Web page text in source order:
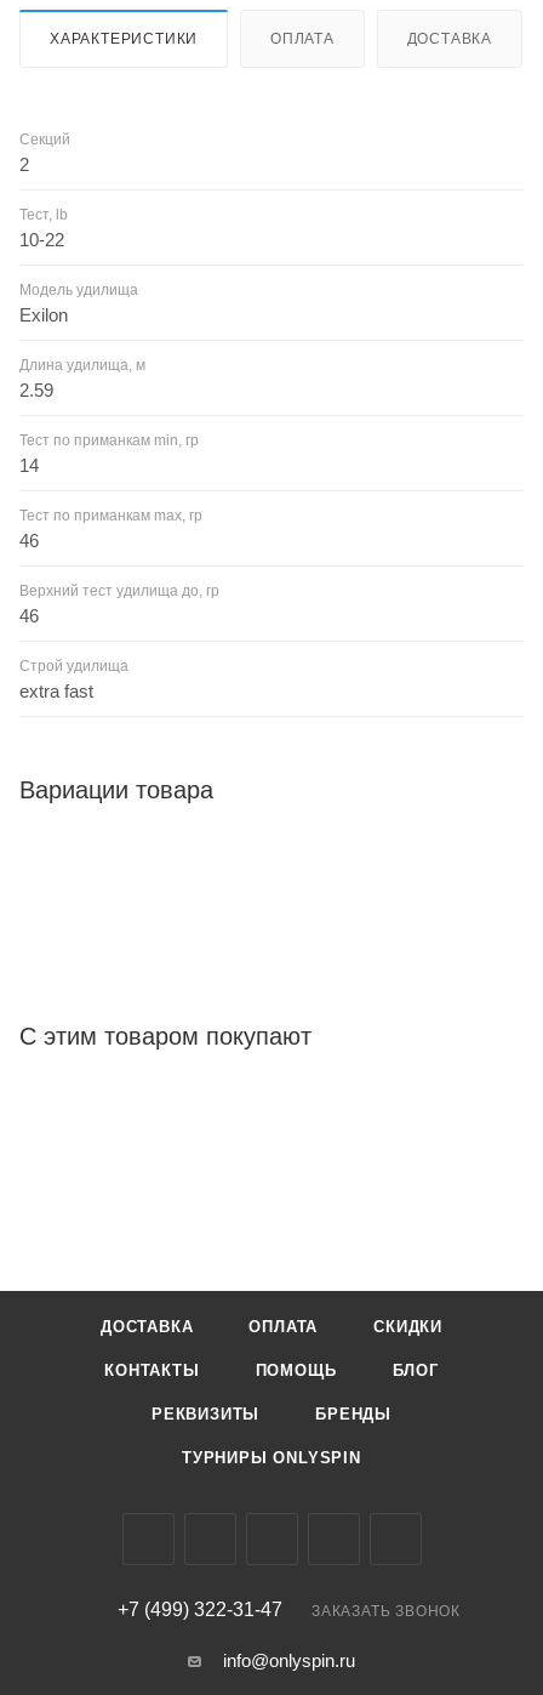
ХАРАКТЕРИСТИКИ ОПЛАТА ДОСТАВКА
Секций
2
Тест, lb
10-22
Модель удилища
Exilon
Длина удилища, м
2.59
Тест по приманкам min, гр
14
Тест по приманкам max, гр
46
Верхний тест удилища до, гр
46
Строй удилища
extra fast
Вариации товара
С этим товаром покупают
ДОСТАВКА ОПЛАТА СКИДКИ
КОНТАКТЫ ПОМОЩЬ БЛОГ
РЕКВИЗИТЫ БРЕНДЫ
ТУРНИРЫ ONLYSPIN
+7 (499) 322-31-47 ЗАКАЗАТЬ ЗВОНОК
info@onlyspin.ru